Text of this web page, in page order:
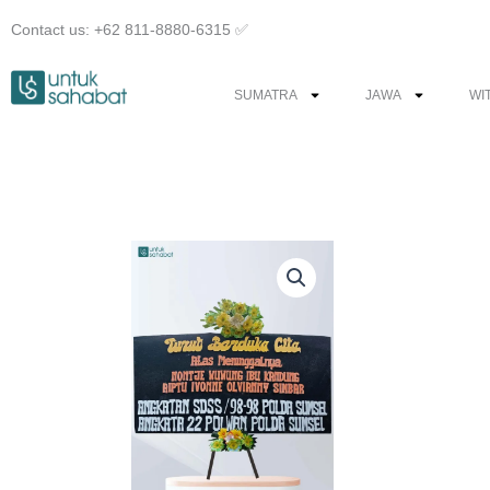
to
content
Contact us: +62 811-8880-6315 ✅︎
SUMATRA JAWA